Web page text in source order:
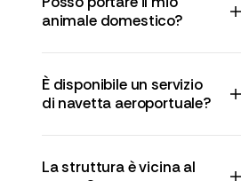
animale domestico?
È disponibile un servizio
di navetta aeroportuale?
La struttura è vicina al